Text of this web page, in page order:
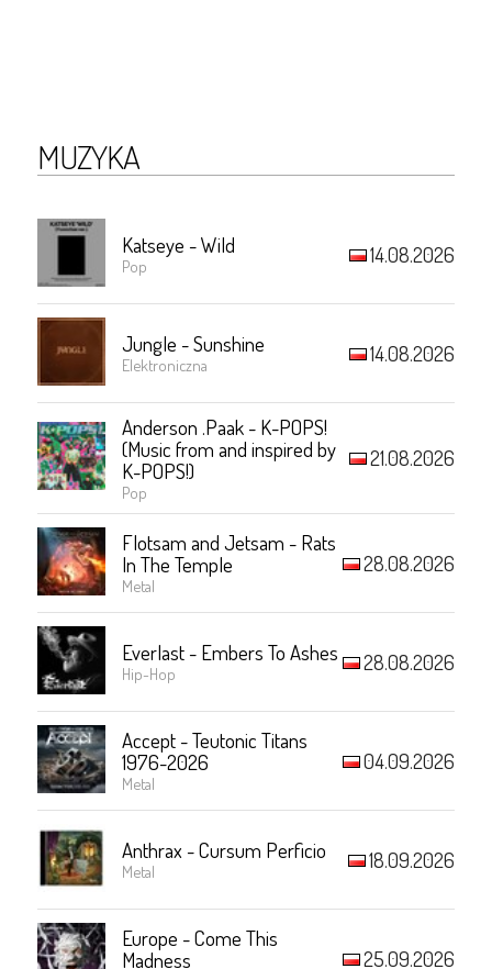
MUZYKA
Katseye - Wild
Pop 14.08.2026
Jungle - Sunshine
Elektroniczna 14.08.2026
Anderson .Paak - K-POPS!
(Music from and inspired by
K-POPS!)
Pop
21.08.2026
Flotsam and Jetsam - Rats
In The Temple
Metal
28.08.2026
Everlast - Embers To Ashes
Hip-Hop 28.08.2026
Accept - Teutonic Titans
1976-2026
Metal
04.09.2026
Anthrax - Cursum Perficio
Metal 18.09.2026
Europe - Come This
Madness
25.09.2026